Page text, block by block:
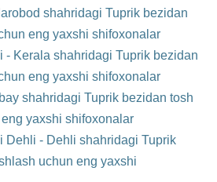
shahridagi Tuprik bezidan
eng yaxshi shifoxonalar
- Kerala shahridagi Tuprik bezidan
eng yaxshi shifoxonalar
shahridagi Tuprik bezidan tosh
yaxshi shifoxonalar
Dehli - Dehli shahridagi Tuprik
uchun eng yaxshi